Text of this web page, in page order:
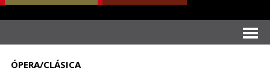
ÓPERA/CLÁSICA